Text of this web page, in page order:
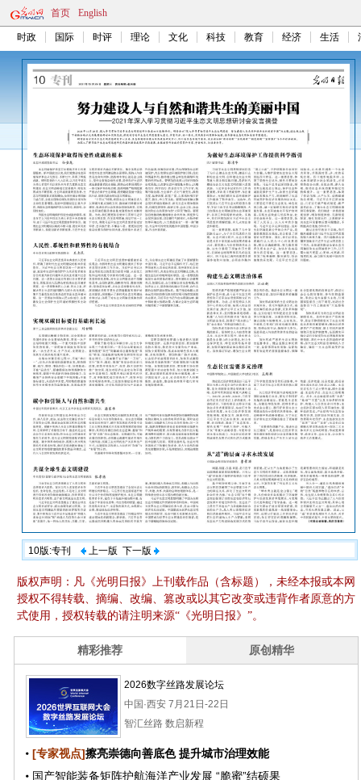
首页 English
时政 国际 时评 理论 文化 科技 教育 经济 生活
10版:专刊 上一版 下一版
版权声明：凡《光明日报》上刊载作品（含标题），未经本报或本网
授权不得转载、摘编、改编、篡改或以其它改变或违背作者原意的方
式使用，授权转载的请注明来源“《光明日报》”。